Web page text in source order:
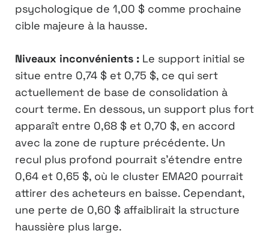
psychologique de 1,00 $ comme prochaine
cible majeure à la hausse.
Niveaux inconvénients : Le support initial se
situe entre 0,74 $ et 0,75 $, ce qui sert
actuellement de base de consolidation à
court terme. En dessous, un support plus fort
apparaît entre 0,68 $ et 0,70 $, en accord
avec la zone de rupture précédente. Un
recul plus profond pourrait s’étendre entre
0,64 et 0,65 $, où le cluster EMA20 pourrait
attirer des acheteurs en baisse. Cependant,
une perte de 0,60 $ affaiblirait la structure
haussière plus large.